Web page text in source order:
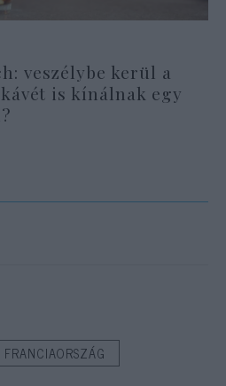
veszélybe kerül a
is kínálnak egy
FRANCIAORSZÁG